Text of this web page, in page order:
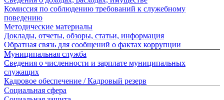
Комиссия по соблюдению требований к служебному
поведению
Методические материалы
Доклады, отчеты, обзоры, статьи, информация
Обратная связь для сообщений о фактах коррупции
Муниципальная служба
Сведения о численности и зарплате муниципальных
служащих
Кадровое обеспечение / Кадровый резерв
Социальная сфера